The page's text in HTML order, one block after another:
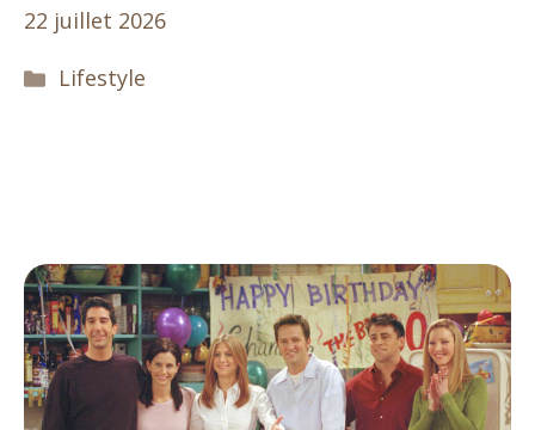
22 juillet 2026
Catégories
Lifestyle